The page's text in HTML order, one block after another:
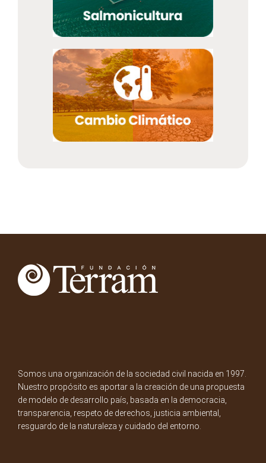
Somos una organización de la sociedad civil nacida en 1997.
Nuestro propósito es aportar a la creación de una propuesta
de modelo de desarrollo país, basada en la democracia,
transparencia, respeto de derechos, justicia ambiental,
resguardo de la naturaleza y cuidado del entorno.